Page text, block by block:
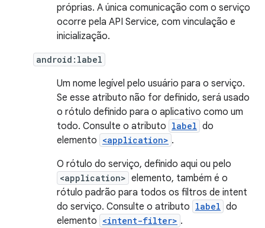
próprias. A única comunicação com o serviço
ocorre pela API Service, com vinculação e
inicialização.
android:label
Um nome legível pelo usuário para o serviço.
Se esse atributo não for definido, será usado
o rótulo definido para o aplicativo como um
todo. Consulte o atributo label do
elemento <application> .
O rótulo do serviço, definido aqui ou pelo
<application> elemento, também é o
rótulo padrão para todos os filtros de intent
do serviço. Consulte o atributo label do
elemento <intent-filter> .